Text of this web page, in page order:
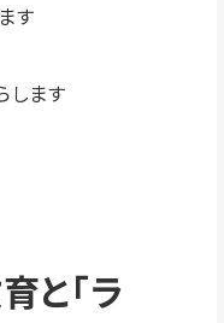
す
します
と「ラ